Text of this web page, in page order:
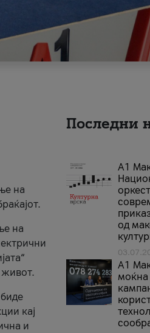
на
на
живот.
кај
и
Последни
А1
од
A1